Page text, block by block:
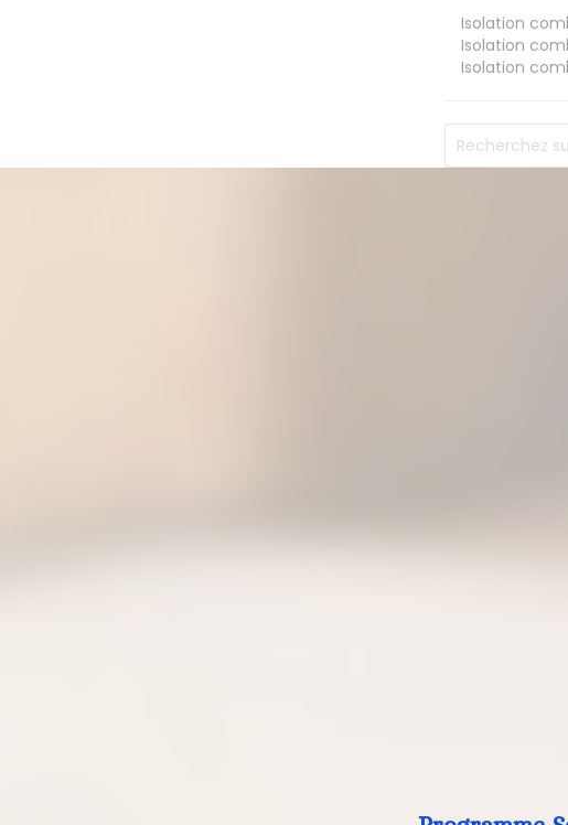
Isolation
Isolation
Isolation